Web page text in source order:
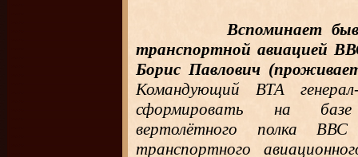
Вспоминает
транспортной авиацией
Борис Павлович
Командующий ВТА
сформировать на базе
вертолётного полка
транспортного